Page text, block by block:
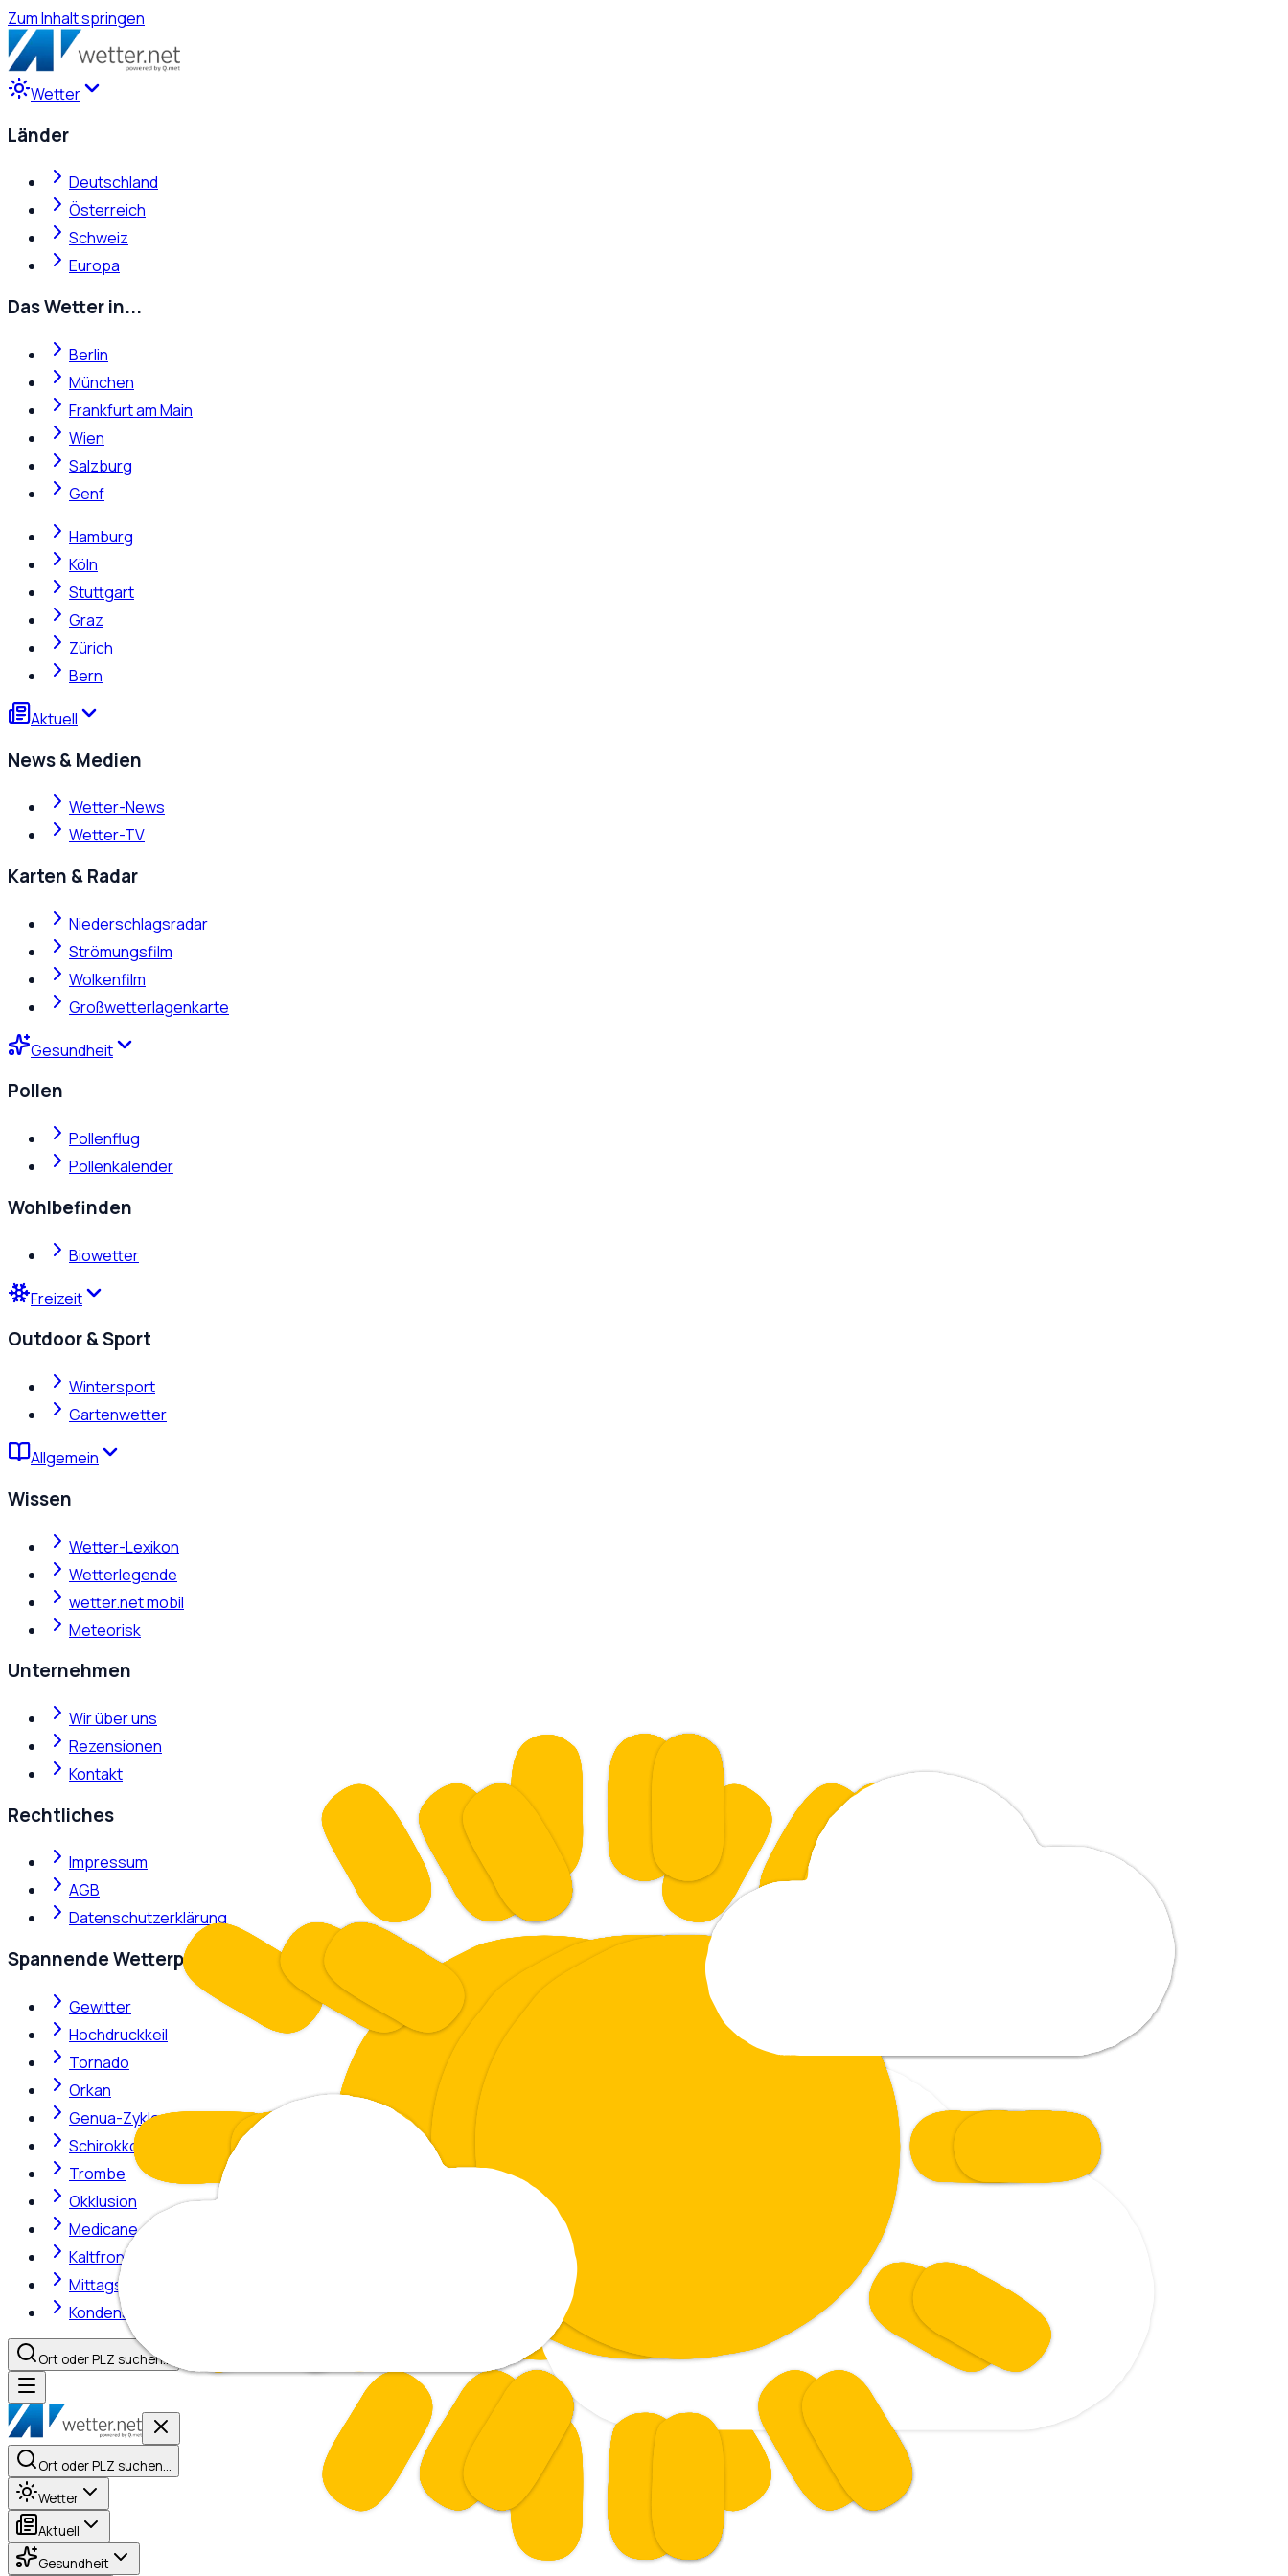
Zum Inhalt springen
Wetter
Länder
Deutschland
Österreich
Schweiz
Europa
Das Wetter in...
Berlin
München
Frankfurt am Main
Wien
Salzburg
Genf
Hamburg
Köln
Stuttgart
Graz
Zürich
Bern
Aktuell
News & Medien
Wetter-News
Wetter-TV
Karten & Radar
Niederschlagsradar
Strömungsfilm
Wolkenfilm
Großwetterlagenkarte
Gesundheit
Pollen
Pollenflug
Pollenkalender
Wohlbefinden
Biowetter
Freizeit
Outdoor & Sport
Wintersport
Gartenwetter
Allgemein
Wissen
Wetter-Lexikon
Wetterlegende
wetter.net mobil
Meteorisk
Unternehmen
Wir über uns
Rezensionen
Kontakt
Rechtliches
Impressum
AGB
Datenschutzerklärung
Spannende Wetterphänomene
Gewitter
Hochdruckkeil
Tornado
Orkan
Genua-Zyklone
Schirokko
Trombe
Okklusion
Medicane
Kaltfront
Mittagshitze
Kondensstreifen
Ort oder PLZ suchen…
Ort oder PLZ suchen…
Wetter
Aktuell
Gesundheit